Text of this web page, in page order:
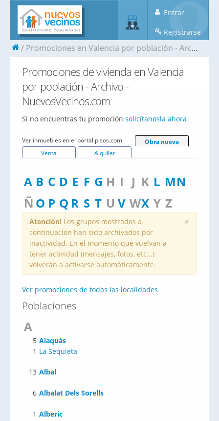
Entrar
Registrarse
Promociones en Valencia por población - Archivo
Promociones de vivienda en Valencia
por población - Archivo -
NuevosVecinos.com
Si no encuentras tu promoción solicítanosla ahora
Ver inmuebles en el portal pisos.com
Obra nueva
Venta
Alquiler
A B C D E F G H I J K L MN
Ñ O P Q R S T U V WX Y Z
×
Atención! Los grupos mostrados a
continuación han sido archivados por
inactividad. En el momento que vuelvan a
tener actividad (mensajes, fotos, etc...)
volverán a activarse automáticamente.
Ver promociones de todas las localidades
Poblaciones
A
5 Alaquàs
1 La Sequieta
13 Albal
6 Albalat Dels Sorells
1 Alberic